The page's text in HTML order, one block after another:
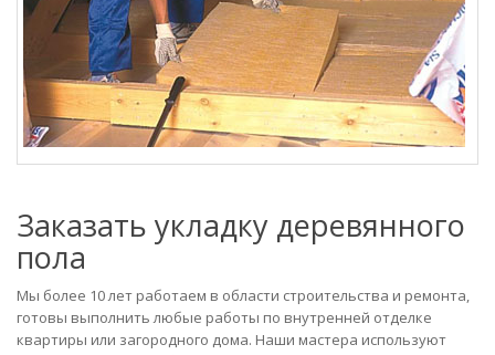
Заказать укладку деревянного
пола
Мы более 10 лет работаем в области строительства и ремонта,
готовы выполнить любые работы по внутренней отделке
квартиры или загородного дома. Наши мастера используют